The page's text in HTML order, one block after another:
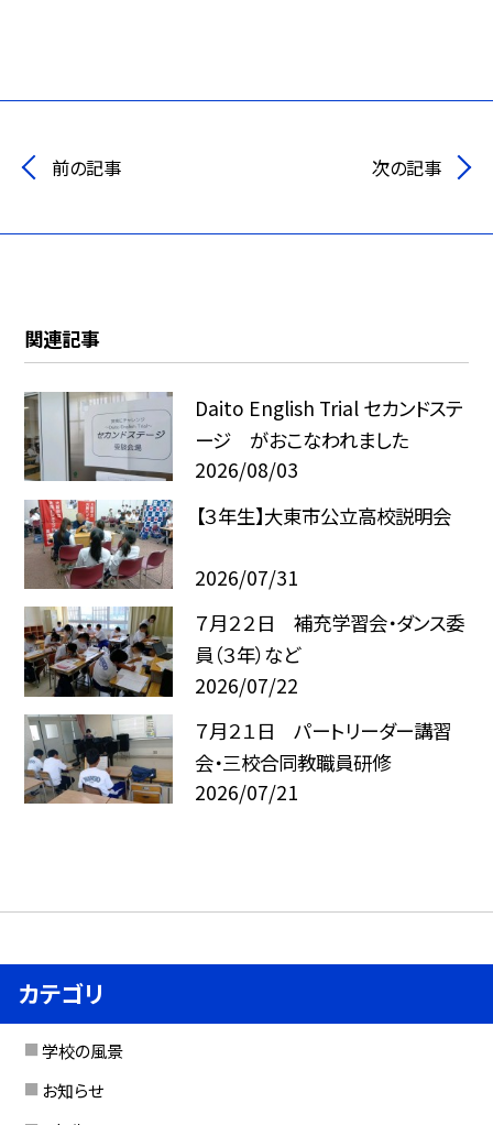
前の記事 次の記事
関連記事
Daito English Trial セカンドステ
ージ がおこなわれました
2026/08/03
【３年生】大東市公立高校説明会
2026/07/31
７月２２日 補充学習会・ダンス委
員（３年）など
2026/07/22
７月２１日 パートリーダー講習
会・三校合同教職員研修
2026/07/21
カテゴリ
学校の風景
お知らせ